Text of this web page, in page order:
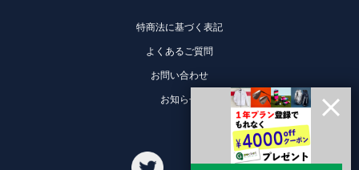
特商法に基づく表記
よくあるご質問
お問い合わせ
お知らせ